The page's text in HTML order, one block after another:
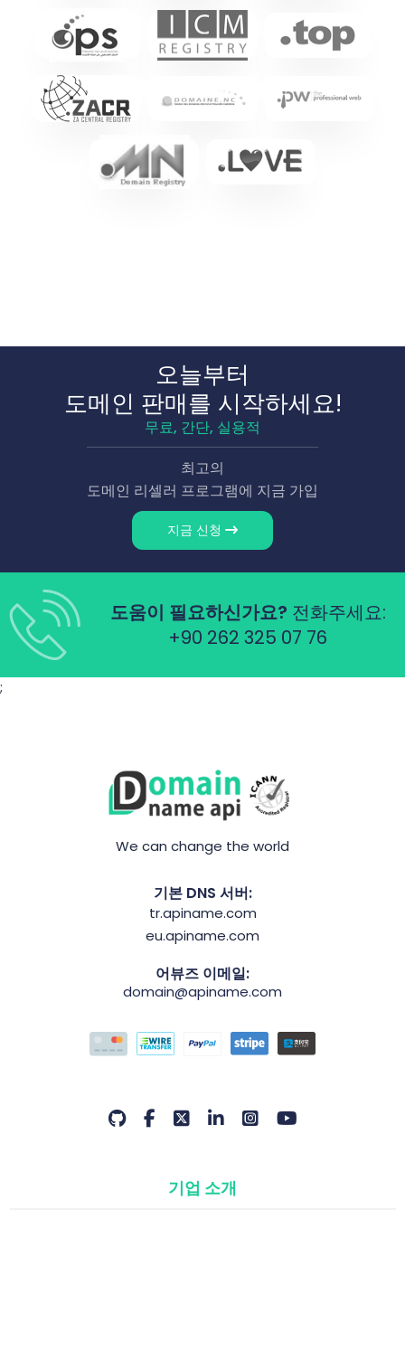
오늘부터
도메인 판매를 시작하세요!
무료, 간단, 실용적
최고의
도메인 리셀러 프로그램에 지금 가입
지금 신청
도움이 필요하신가요? 전화주세요:
+90 262 325 07 76
;
We can change the world
기본 DNS 서버:
tr.apiname.com
eu.apiname.com
어뷰즈 이메일:
domain@apiname.com
기업 소개